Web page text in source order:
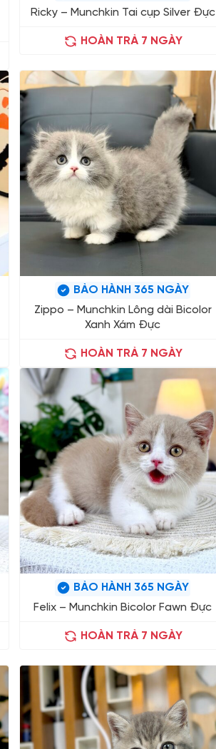
Ricky – Munchkin Tai cụp Silver Đực
HOÀN TRẢ 7 NGÀY
BẢO HÀNH 365 NGÀY
Zippo – Munchkin Lông dài Bicolor
Xanh Xám Đực
HOÀN TRẢ 7 NGÀY
BẢO HÀNH 365 NGÀY
Felix – Munchkin Bicolor Fawn Đực
HOÀN TRẢ 7 NGÀY